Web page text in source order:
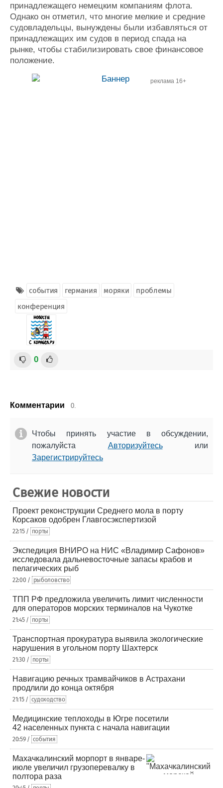
принадлежащего немецким компаниям флота.
Однако он отметил, что многие мелкие и средние
судовладельцы, вынуждены были избавляться от
принадлежащих им судов в период спада на
рынке, чтобы стабилизировать свое финансовое
положение.
реклама 16+
события германия моряки
проблемы
конференция
0
Комментарии 0.
Чтобы принять участие в обсуждении,
пожалуйста Авторизуйтесьили
Зарегистрируйтесь
Свежие новости
Проект реконструкции Среднего мола в порту
Корсаков одобрен Главгосэкспертизой
22:15 / порты
Экспедиция ВНИРО на НИС «Владимир Сафонов»
исследовала дальневосточные запасы крабов и
пелагических рыб
22:00 / рыболовство
ТПП РФ предложила увеличить лимит численности
для операторов морских терминалов на Чукотке
21:45 / порты
Транспортная прокуратура выявила экологические
нарушения в угольном порту Шахтерск
21:30 / порты
Навигацию речных трамвайчиков в Астрахани
продлили до конца октября
21:15 / судоходство
Медицинские теплоходы в Югре посетили
42 населенных пункта с начала навигации
20:59 / события
Махачкалинский морпорт в январе-
июле увеличил грузоперевалку в
полтора раза